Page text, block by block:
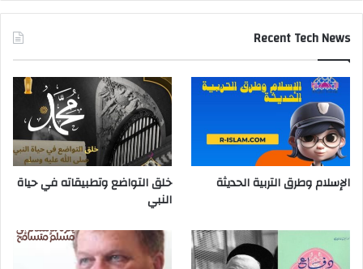
Recent Tech News
الإسلام وطرق التربية الحديثة
خلق التواضع وتطبيقاته في حياة
النبي